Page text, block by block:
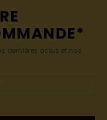
dernières actus et nos